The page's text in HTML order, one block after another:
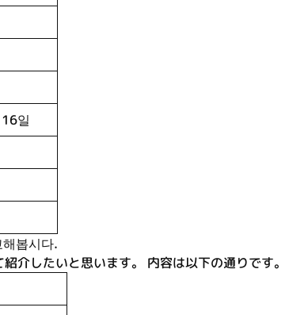
일
봅시다.
介したいと思います。 内容は以下の通りです。